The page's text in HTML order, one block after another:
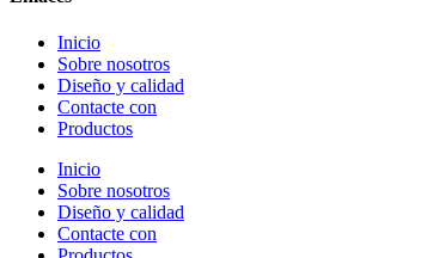
Inicio
Sobre nosotros
Diseño y calidad
Contacte con
Productos
Inicio
Sobre nosotros
Diseño y calidad
Contacte con